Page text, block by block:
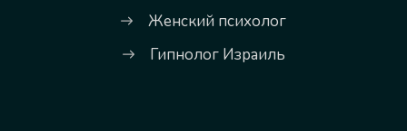
Женский психолог
Гипнолог Израиль